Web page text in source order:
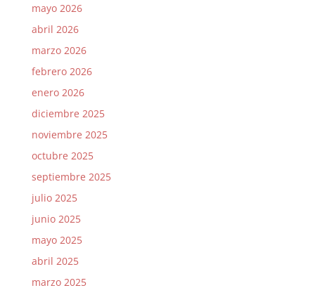
mayo 2026
abril 2026
marzo 2026
febrero 2026
enero 2026
diciembre 2025
noviembre 2025
octubre 2025
septiembre 2025
julio 2025
junio 2025
mayo 2025
abril 2025
marzo 2025